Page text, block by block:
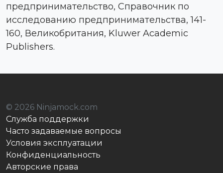
предпринимательство, Справочник по
исследованию предпринимательства, 141-
160, Великобритания, Kluwer Academic
Publishers.
© 2026 Ninjamock.com
Служба поддержки
Часто задаваемые вопросы
Условия эксплуатации
Конфиденциальность
Авторские права